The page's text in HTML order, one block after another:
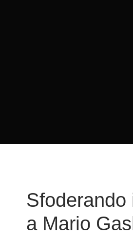
Sfoderando
a Mario